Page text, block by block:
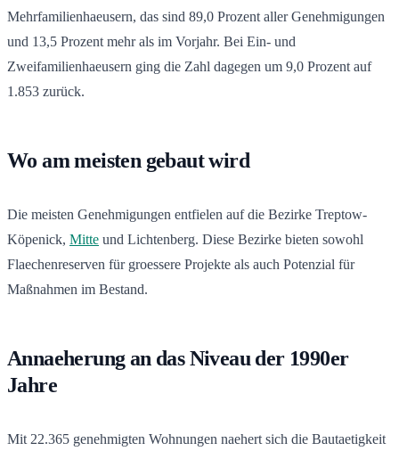
Mehrfamilienhaeusern, das sind 89,0 Prozent aller Genehmigungen
und 13,5 Prozent mehr als im Vorjahr. Bei Ein- und
Zweifamilienhaeusern ging die Zahl dagegen um 9,0 Prozent auf
1.853 zurück.
Wo am meisten gebaut wird
Die meisten Genehmigungen entfielen auf die Bezirke Treptow-
Köpenick, Mitte und Lichtenberg. Diese Bezirke bieten sowohl
Flaechenreserven für groessere Projekte als auch Potenzial für
Maßnahmen im Bestand.
Annaeherung an das Niveau der 1990er
Jahre
Mit 22.365 genehmigten Wohnungen naehert sich die Bautaetigkeit